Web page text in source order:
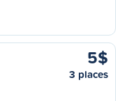
5$
3 places